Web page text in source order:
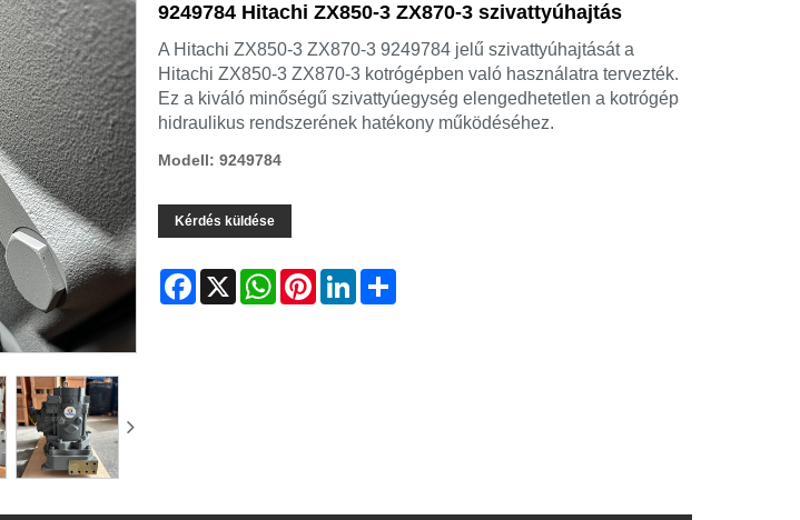
9249784 Hitachi ZX850-3 ZX870-3 szivattyúhajtás
A Hitachi ZX850-3 ZX870-3 9249784 jelű szivattyúhajtását a
Hitachi ZX850-3 ZX870-3 kotrógépben való használatra tervezték.
Ez a kiváló minőségű szivattyúegység elengedhetetlen a kotrógép
hidraulikus rendszerének hatékony működéséhez.
Modell: 9249784
Kérdés küldése
Facebook
X WhatsAppPinterestLinkedInShare